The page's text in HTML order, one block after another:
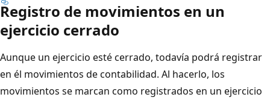
Registro de movimientos en un
ejercicio cerrado
Aunque un ejercicio esté cerrado, todavía podrá registrar
en él movimientos de contabilidad. Al hacerlo, los
movimientos se marcan como registrados en un ejercicio